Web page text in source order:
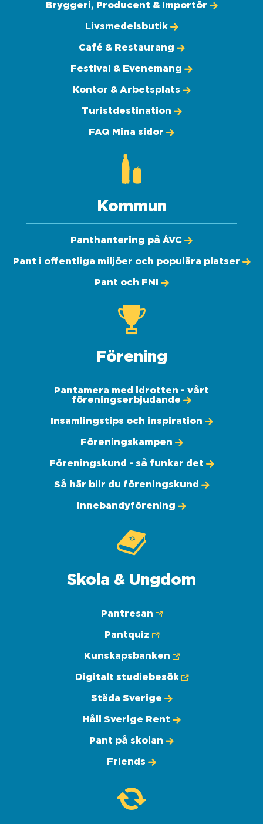
Bryggeri, Producent & Importör
Livsmedelsbutik
Café & Restaurang
Festival & Evenemang
Kontor & Arbetsplats
Turistdestination
FAQ Mina sidor
Kommun
Panthantering på ÅVC
Pant i offentliga miljöer och populära platser
Pant och FNI
Förening
Pantamera med idrotten - vårt
föreningserbjudande
Insamlingstips och inspiration
Föreningskampen
Föreningskund - så funkar det
Så här blir du föreningskund
Innebandyförening
Skola & Ungdom
Pantresan
Pantquiz
Kunskapsbanken
Digitalt studiebesök
Städa Sverige
Håll Sverige Rent
Pant på skolan
Friends